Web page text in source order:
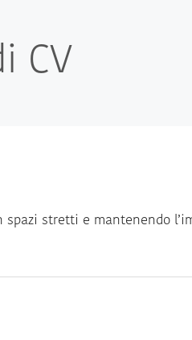
CV
stretti e mantenendo